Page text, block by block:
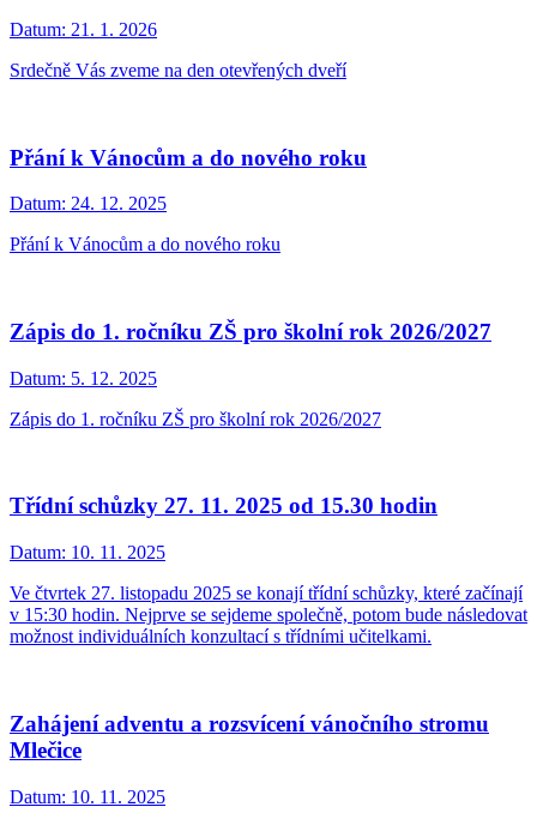
Datum: 21. 1. 2026
Srdečně Vás zveme na den otevřených dveří
Přání k Vánocům a do nového roku
Datum: 24. 12. 2025
Přání k Vánocům a do nového roku
Zápis do 1. ročníku ZŠ pro školní rok 2026/2027
Datum: 5. 12. 2025
Zápis do 1. ročníku ZŠ pro školní rok 2026/2027
Třídní schůzky 27. 11. 2025 od 15.30 hodin
Datum: 10. 11. 2025
Ve čtvrtek 27. listopadu 2025 se konají třídní schůzky, které začínají
v 15:30 hodin. Nejprve se sejdeme společně, potom bude následovat
možnost individuálních konzultací s třídními učitelkami.
Zahájení adventu a rozsvícení vánočního stromu
Mlečice
Datum: 10. 11. 2025